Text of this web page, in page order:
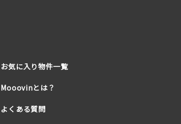
お気に入り物件一覧
Mooovinとは？
よくある質問